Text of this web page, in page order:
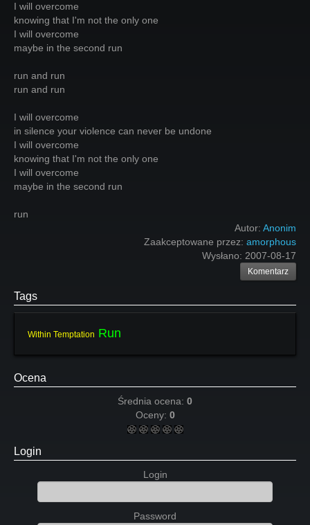
I will overcome
knowing that I'm not the only one
I will overcome
maybe in the second run
run and run
run and run
I will overcome
in silence your violence can never be undone
I will overcome
knowing that I'm not the only one
I will overcome
maybe in the second run
run
Autor: Anonim
Zaakceptowane przez: amorphous
Wysłano: 2007-08-17
Komentarz
Tags
Within Temptation Run
Ocena
Średnia ocena: 0
Oceny: 0
Login
Login
Password